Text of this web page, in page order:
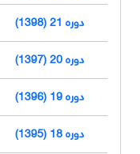
دوره 21 (1398)
دوره 20 (1397)
دوره 19 (1396)
دوره 18 (1395)